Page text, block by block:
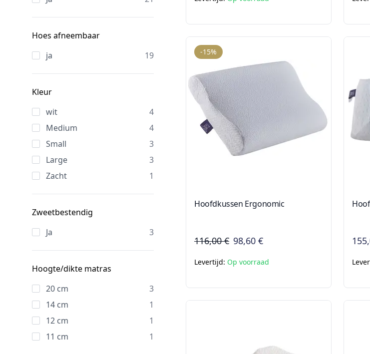
Hoes afneembaar
ja
19
Kleur
wit
4
Medium
4
Small
3
Large
3
Zacht
1
Zweetbestendig
Ja
3
Hoogte/dikte matras
20 cm
3
14 cm
1
12 cm
1
11 cm
1
-15%
Hoofdkussen Ergonomic
116,00 € 98,60 €
Levertijd: Op voorraad